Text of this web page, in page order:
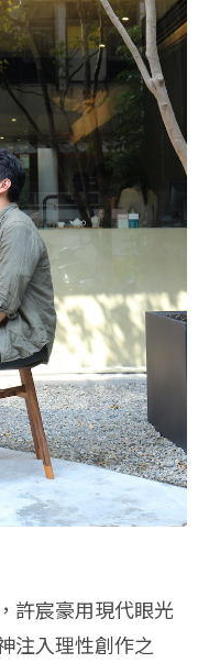
許宸豪用現代眼光
注入理性創作之